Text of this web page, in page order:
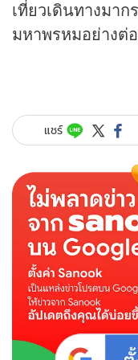
เที่ยวเดินทางมา
มหาพรหมอย่างต่
แชร์